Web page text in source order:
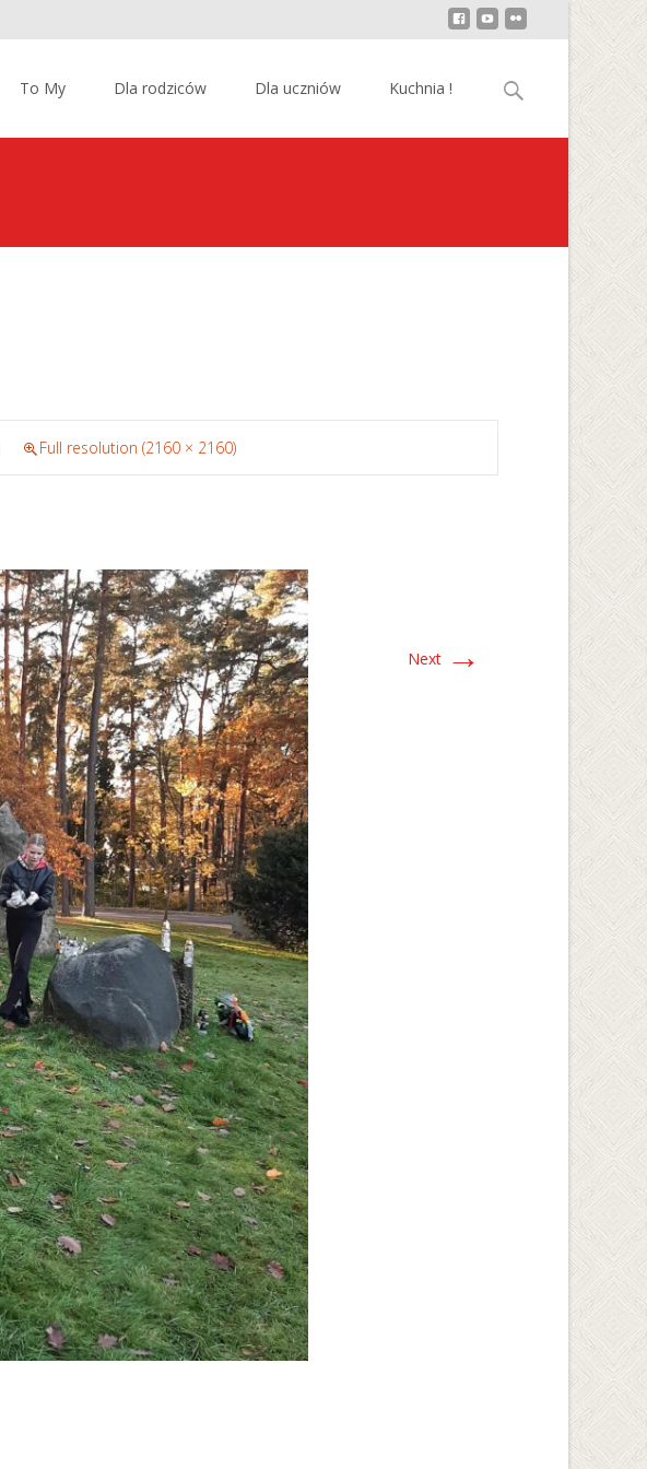
To My Dla rodziców Dla uczniów Kuchnia ! Szukaj:
Full resolution (2160 × 2160)
Next →